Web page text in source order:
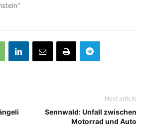
Next article
Sennwald: Unfall zwischen
Motorrad und Auto